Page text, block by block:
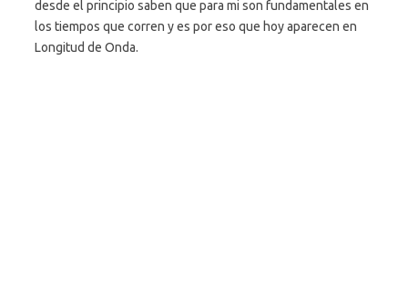
desde el principio saben que para mi son fundamentales en
los tiempos que corren y es por eso que hoy aparecen en
Longitud de Onda.